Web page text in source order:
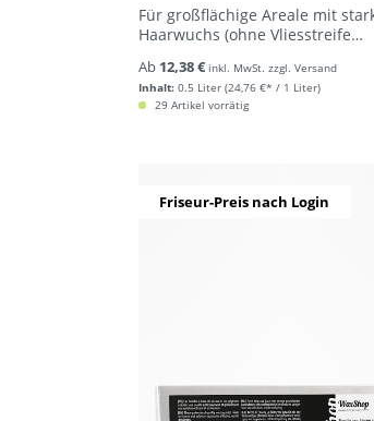
Für großflächige Areale mit
Haarwuchs (ohne Vliesstreife…
Inhalt: 0.5 Liter (24,76 €* / 1 Liter)
Ab 12,38 € inkl. MwSt. zzgl. Versand
29 Artikel vorrätig
Friseur-Preis nach Login